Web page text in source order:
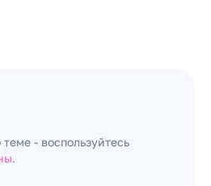
- воспользуйтесь